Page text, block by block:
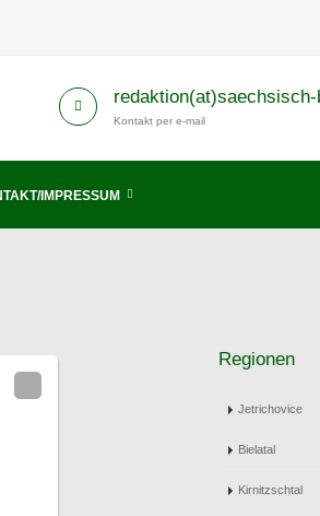
Kontakt per e-mail
IMPRESSUM
Regionen
Jetrichovice
Bielatal
Kirnitzschtal